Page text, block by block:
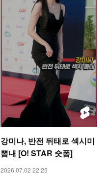
강미나, 반전 뒤태로 섹시미
뽐내 [O! STAR 숏폼]
2026.07.02 22:25